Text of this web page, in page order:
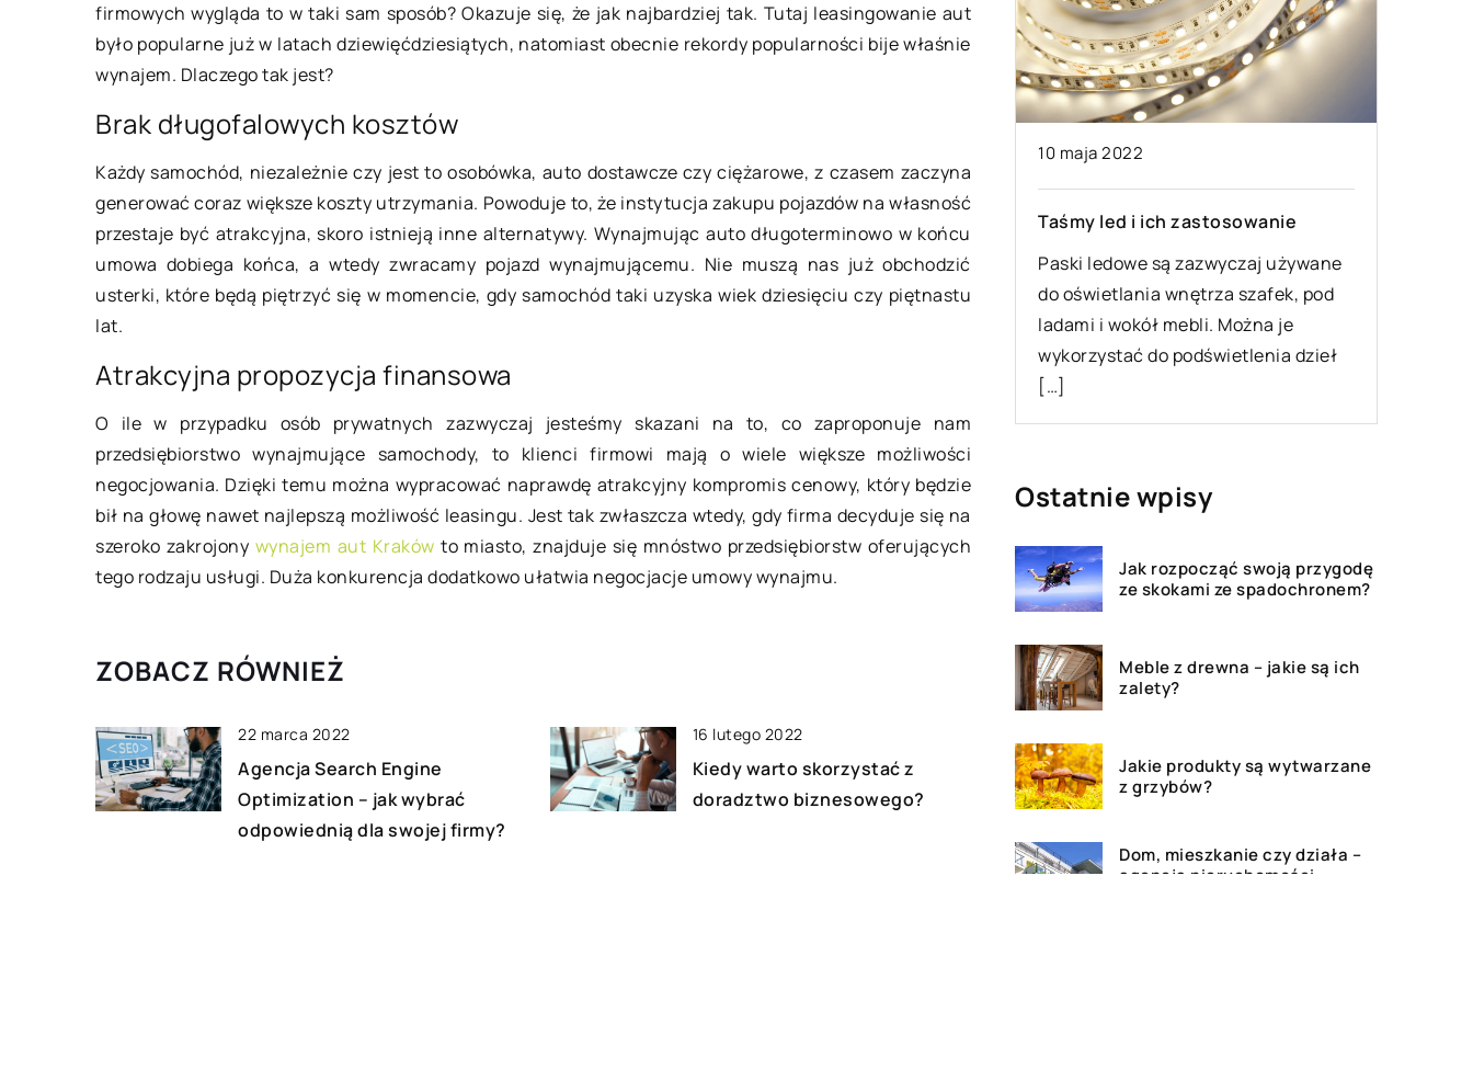
firmowych wygląda to w taki sam sposób? Okazuje się, że jak najbardziej tak. Tutaj leasingowanie aut
było popularne już w latach dziewięćdziesiątych, natomiast obecnie rekordy popularności bije właśnie
wynajem. Dlaczego tak jest?
Brak długofalowych kosztów
Każdy samochód, niezależnie czy jest to osobówka, auto dostawcze czy ciężarowe, z czasem zaczyna
generować coraz większe koszty utrzymania. Powoduje to, że instytucja zakupu pojazdów na własność
przestaje być atrakcyjna, skoro istnieją inne alternatywy. Wynajmując auto długoterminowo w końcu
umowa dobiega końca, a wtedy zwracamy pojazd wynajmującemu. Nie muszą nas już obchodzić
usterki, które będą piętrzyć się w momencie, gdy samochód taki uzyska wiek dziesięciu czy piętnastu
lat.
Atrakcyjna propozycja finansowa
O ile w przypadku osób prywatnych zazwyczaj jesteśmy skazani na to, co zaproponuje nam
przedsiębiorstwo wynajmujące samochody, to klienci firmowi mają o wiele większe możliwości
negocjowania. Dzięki temu można wypracować naprawdę atrakcyjny kompromis cenowy, który będzie
bił na głowę nawet najlepszą możliwość leasingu. Jest tak zwłaszcza wtedy, gdy firma decyduje się na
szeroko zakrojony wynajem aut Kraków to miasto, znajduje się mnóstwo przedsiębiorstw oferujących
tego rodzaju usługi. Duża konkurencja dodatkowo ułatwia negocjacje umowy wynajmu.
ZOBACZ RÓWNIEŻ
22 marca 2022
Agencja Search Engine
Optimization – jak wybrać
odpowiednią dla swojej firmy?
16 lutego 2022
Kiedy warto skorzystać z
doradztwo biznesowego?
09 marca 2019
Kierunki studiów, które oferują
angielskie uczelnie
Studia za granicą to bardzo dobry
się robić karierę w Polsce, a może […]
Jak odświeżyć wnętrze auta?
Każdy właściciel samochodu
osobowego powinien dbać nie tylko o
zależy bowiem […]
Taśmy led i ich zastosowanie
Paski ledowe są zazwyczaj używane
do oświetlania wnętrza szafek, pod
ladami i wokół mebli. Można je
wykorzystać do podświetlenia dzieł
09 marca 2019
Kierunki studiów, które oferują
angielskie uczelnie
Studia za granicą to bardzo dobry
pomysł, bez względu na to, czy chce
Ostatnie wpisy
Jak rozpocząć swoją przygodę
ze skokami ze spadochronem?
Meble z drewna – jakie są ich
zalety?
Jakie produkty są wytwarzane
z grzybów?
Dom, mieszkanie czy działa –
agencja nieruchomości